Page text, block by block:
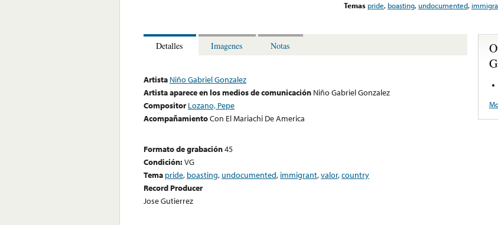
Temas pride, boasting,undocumented,
Detalles Imagenes Notas
Artista Niño Gabriel Gonzalez
Artista aparece en los medios de comunicación Niño Gabriel Gonzalez
Compositor Lozano, Pepe
AcompañamientoCon El Mariachi De America
Formato de grabación45
Condición:VG
Tema pride, boasting, undocumented, immigrant,valor,country
Record Producer
Jose Gutierrez